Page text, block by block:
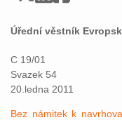
Úřední věstník
C 19/01
Svazek 54
20.ledna 2011
Bez námitek k